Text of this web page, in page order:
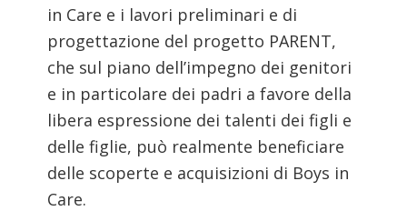
in Care e i lavori preliminari e di
progettazione del progetto PARENT,
che sul piano dell’impegno dei genitori
e in particolare dei padri a favore della
libera espressione dei talenti dei figli e
delle figlie, può realmente beneficiare
delle scoperte e acquisizioni di Boys in
Care.